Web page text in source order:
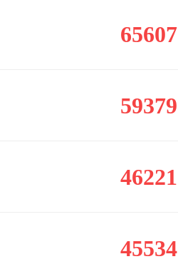
65607
59379
46221
45534